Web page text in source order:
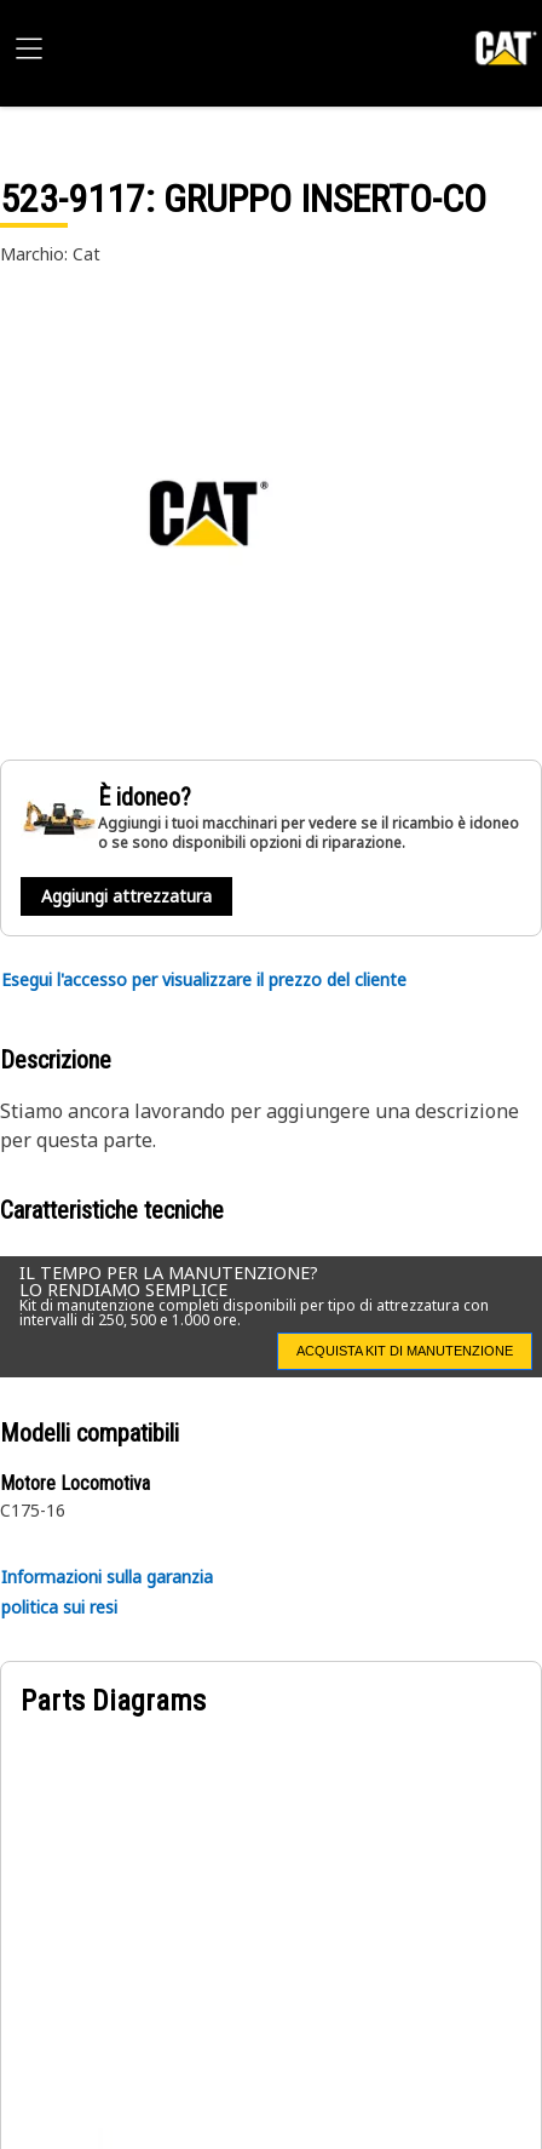
523-9117: GRUPPO INSERTO-CO
Marchio: Cat
È idoneo?
Aggiungi i tuoi macchinari per vedere se il ricambio è idoneo
o se sono disponibili opzioni di riparazione.
Aggiungi attrezzatura
Esegui l'accesso per visualizzare il prezzo del cliente
Descrizione
Stiamo ancora lavorando per aggiungere una descrizione
per questa parte.
Caratteristiche tecniche
IL TEMPO PER LA MANUTENZIONE?
LO RENDIAMO SEMPLICE
Kit di manutenzione completi disponibili per tipo di attrezzatura con
intervalli di 250, 500 e 1.000 ore.
ACQUISTA KIT DI MANUTENZIONE
Modelli compatibili
Motore Locomotiva
C175-16
Informazioni sulla garanzia
politica sui resi
Parts Diagrams